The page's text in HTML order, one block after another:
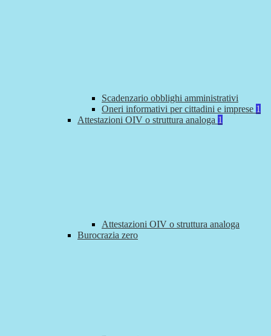
Scadenzario obblighi amministrativi
Oneri informativi per cittadini e imprese 1
Attestazioni OIV o struttura analoga 1
Attestazioni OIV o struttura analoga
Burocrazia zero